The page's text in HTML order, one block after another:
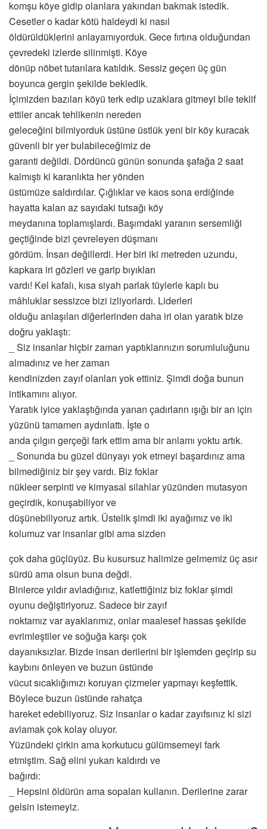
komşu köye gidip olanlara yakından bakmak istedik.
Cesetler o kadar kötü haldeydi ki nasıl
öldürüldüklerini anlayamıyorduk. Gece fırtına olduğundan
çevredeki izlerde silinmişti. Köye
dönüp nöbet tutanlara katıldık. Sessiz geçen üç gün
boyunca gergin şekilde bekledik.
İçimizden bazıları köyü terk edip uzaklara gitmeyi bile teklif
ettiler ancak tehlikenin nereden
geleceğini bilmiyorduk üstüne üstlük yeni bir köy kuracak
güvenli bir yer bulabileceğimiz de
garanti değildi. Dördüncü günün sonunda şafağa 2 saat
kalmıştı ki karanlıkta her yönden
üstümüze saldırdılar. Çığlıklar ve kaos sona erdiğinde
hayatta kalan az sayıdaki tutsağı köy
meydanına toplamışlardı. Başımdaki yaranın sersemliği
geçtiğinde bizi çevreleyen düşmanı
gördüm. İnsan değillerdi. Her biri iki metreden uzundu,
kapkara iri gözleri ve garip bıyıkları
vardı! Kel kafalı, kısa siyah parlak tüylerle kaplı bu
mâhluklar sessizce bizi izliyorlardı. Liderleri
olduğu anlaşılan diğerlerinden daha iri olan yaratık bize
doğru yaklaştı:
_ Siz insanlar hiçbir zaman yaptıklarınızın sorumluluğunu
almadınız ve her zaman
kendinizden zayıf olanları yok ettiniz. Şimdi doğa bunun
intikamını alıyor.
Yaratık iyice yaklaştığında yanan çadırların ışığı bir an için
yüzünü tamamen aydınlattı. İşte o
anda çılgın gerçeği fark ettim ama bir anlamı yoktu artık.
_ Sonunda bu güzel dünyayı yok etmeyi başardınız ama
bilmediğiniz bir şey vardı. Biz foklar
nükleer serpinti ve kimyasal silahlar yüzünden mutasyon
geçirdik, konuşabiliyor ve
düşünebiliyoruz artık. Üstelik şimdi iki ayağımız ve iki
kolumuz var insanlar gibi ama sizden
çok daha güçlüyüz. Bu kusursuz halimize gelmemiz üç asır
sürdü ama olsun buna değdi.
Binlerce yıldır avladığınız, katlettiğiniz biz foklar şimdi
oyunu değiştiriyoruz. Sadece bir zayıf
noktamız var ayaklarımız, onlar maalesef hassas şekilde
evrimleştiler ve soğuğa karşı çok
dayanıksızlar. Bizde insan derilerini bir işlemden geçirip su
kaybını önleyen ve buzun üstünde
vücut sıcaklığımızı koruyan çizmeler yapmayı keşfettik.
Böylece buzun üstünde rahatça
hareket edebiliyoruz. Siz insanlar o kadar zayıfsınız ki sizi
avlamak çok kolay oluyor.
Yüzündeki çirkin ama korkutucu gülümsemeyi fark
etmiştim. Sağ elini yukarı kaldırdı ve
bağırdı:
_ Hepsini öldürün ama sopaları kullanın. Derilerine zarar
gelsin istemeyiz.